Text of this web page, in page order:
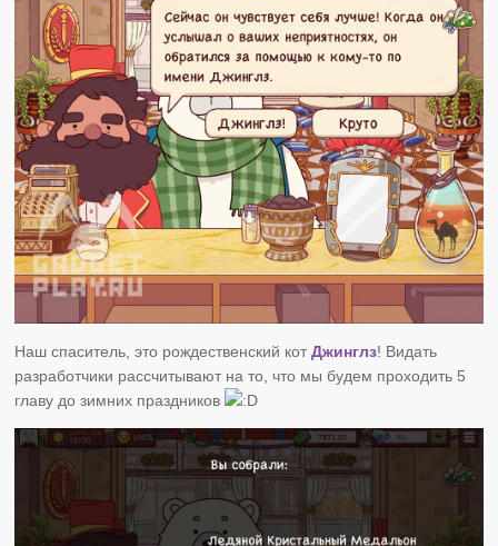
Наш спаситель, это рождественский котДжинглз! Видать
разработчики рассчитывают на то, что мы будем проходить 5
главу до зимних праздников